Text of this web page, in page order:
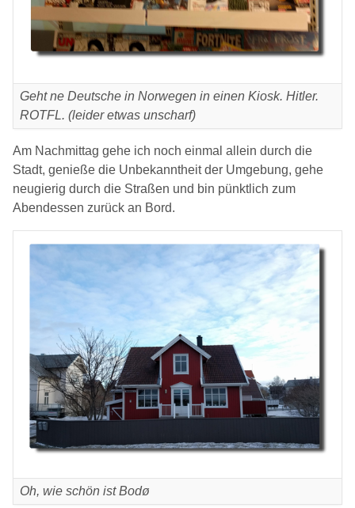
Geht ne Deutsche in Norwegen in einen Kiosk. Hitler.
ROTFL. (leider etwas unscharf)
Am Nachmittag gehe ich noch einmal allein durch die
Stadt, genieße die Unbekanntheit der Umgebung, gehe
neugierig durch die Straßen und bin pünktlich zum
Abendessen zurück an Bord.
Oh, wie schön ist Bodø